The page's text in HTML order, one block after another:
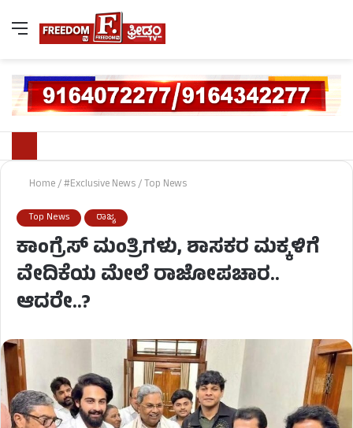
Home/#Exclusive News/Top News
Top News ರಾಜ್ಯ
ಕಾಂಗ್ರೆಸ್ ಮಂತ್ರಿಗಳು, ಶಾಸಕರ ಮಕ್ಕಳಿಗೆ
ವೇದಿಕೆಯ ಮೇಲೆ ರಾಜೋಪಚಾರ..
ಆದರೇ..?